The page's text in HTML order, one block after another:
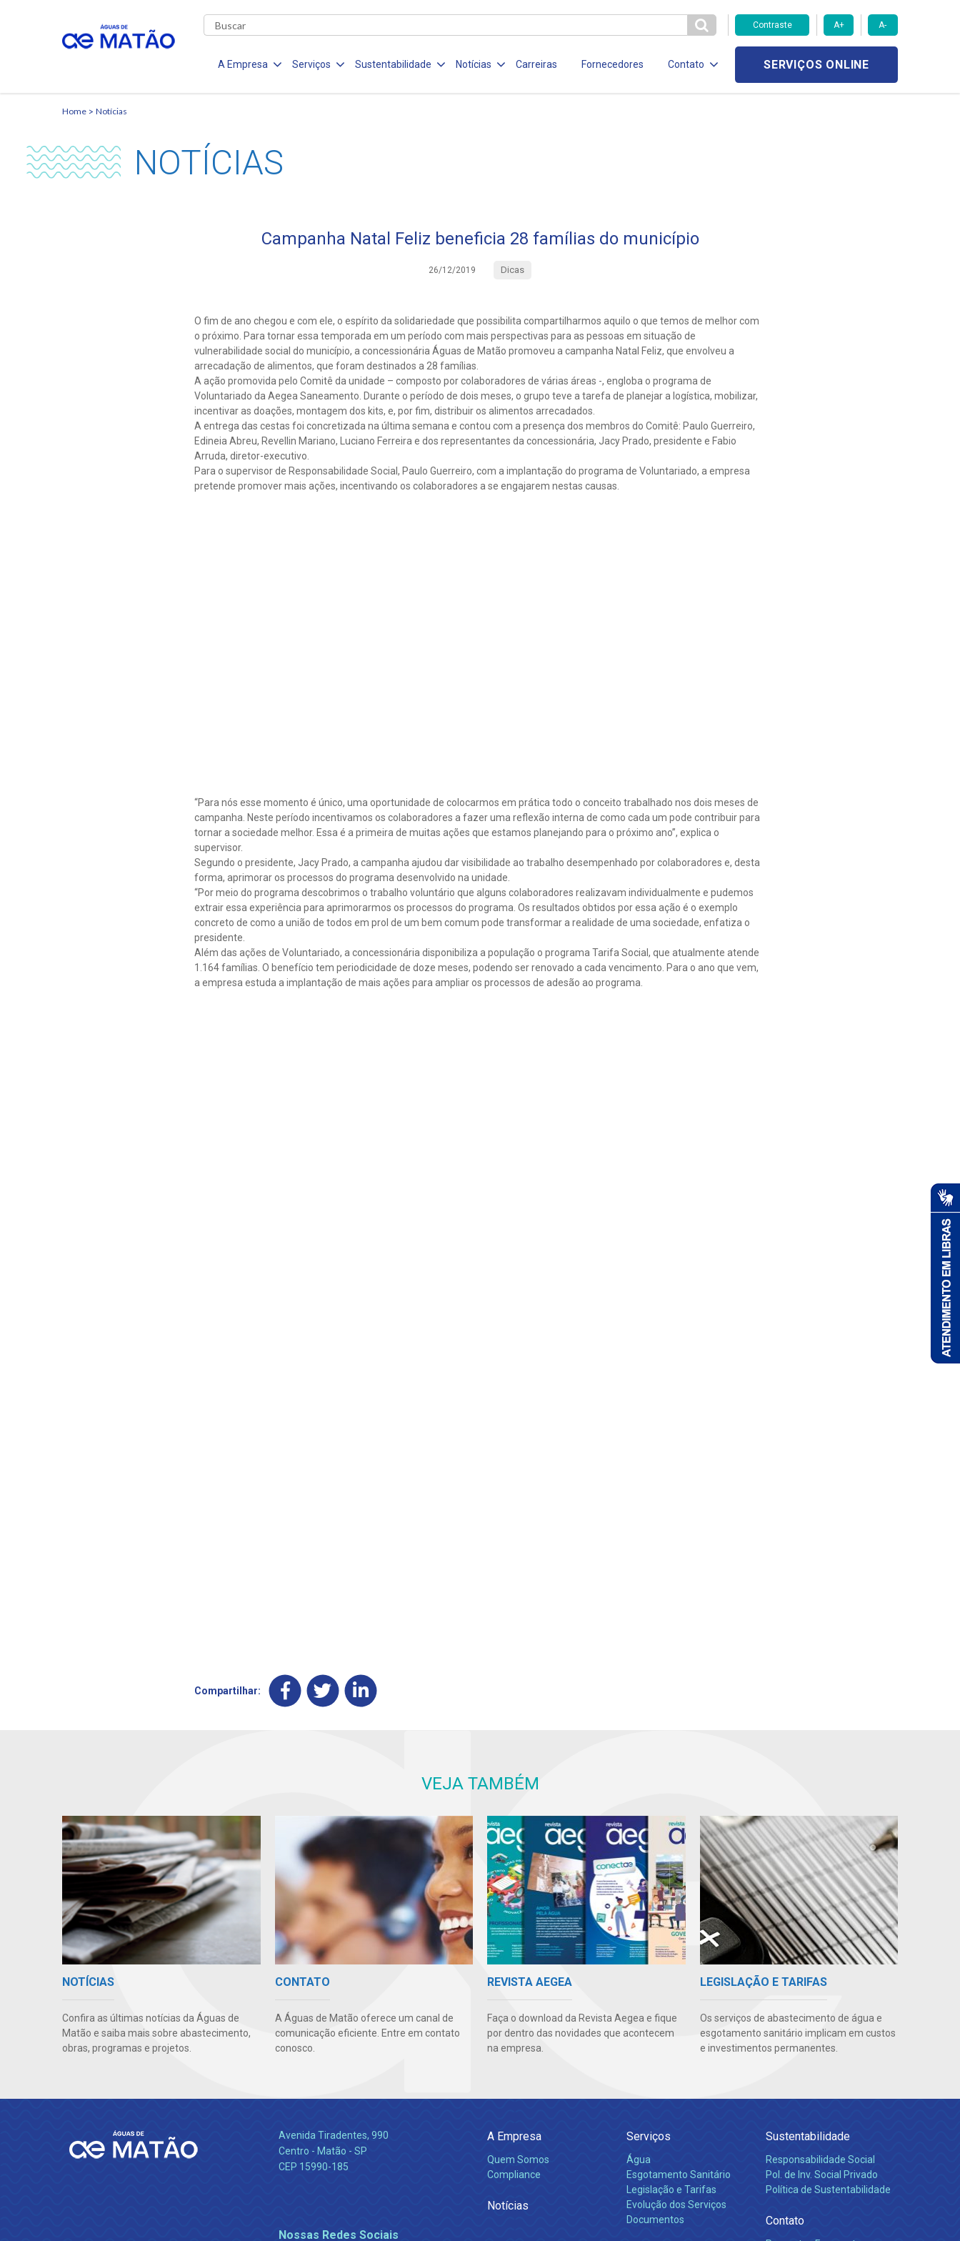
Contraste A+ A-
A Empresa Serviços Sustentabilidade Notícias Carreiras Fornecedores Contato SERVIÇOS ONLINE
Home Notícias
NOTÍCIAS
Campanha Natal Feliz beneficia 28 famílias do município
26/12/2019 Dicas
O fim de ano chegou e com ele, o espírito da solidariedade que possibilita compartilharmos aquilo o que temos de melhor com
o próximo. Para tornar essa temporada em um período com mais perspectivas para as pessoas em situação de
vulnerabilidade social do município, a concessionária Águas de Matão promoveu a campanha Natal Feliz, que envolveu a
arrecadação de alimentos, que foram destinados a 28 famílias.
A ação promovida pelo Comitê da unidade – composto por colaboradores de várias áreas -, engloba o programa de
Voluntariado da Aegea Saneamento. Durante o período de dois meses, o grupo teve a tarefa de planejar a logística, mobilizar,
incentivar as doações, montagem dos kits, e, por fim, distribuir os alimentos arrecadados.
A entrega das cestas foi concretizada na última semana e contou com a presença dos membros do Comitê: Paulo Guerreiro,
Edineia Abreu, Revellin Mariano, Luciano Ferreira e dos representantes da concessionária, Jacy Prado, presidente e Fabio
Arruda, diretor-executivo.
Para o supervisor de Responsabilidade Social, Paulo Guerreiro, com a implantação do programa de Voluntariado, a empresa
pretende promover mais ações, incentivando os colaboradores a se engajarem nestas causas.
“Para nós esse momento é único, uma oportunidade de colocarmos em prática todo o conceito trabalhado nos dois meses de
campanha. Neste período incentivamos os colaboradores a fazer uma reflexão interna de como cada um pode contribuir para
tornar a sociedade melhor. Essa é a primeira de muitas ações que estamos planejando para o próximo ano”, explica o
supervisor.
Segundo o presidente, Jacy Prado, a campanha ajudou dar visibilidade ao trabalho desempenhado por colaboradores e, desta
forma, aprimorar os processos do programa desenvolvido na unidade.
“Por meio do programa descobrimos o trabalho voluntário que alguns colaboradores realizavam individualmente e pudemos
extrair essa experiência para aprimorarmos os processos do programa. Os resultados obtidos por essa ação é o exemplo
concreto de como a união de todos em prol de um bem comum pode transformar a realidade de uma sociedade, enfatiza o
presidente.
Além das ações de Voluntariado, a concessionária disponibiliza a população o programa Tarifa Social, que atualmente atende
1.164 famílias. O benefício tem periodicidade de doze meses, podendo ser renovado a cada vencimento. Para o ano que vem,
a empresa estuda a implantação de mais ações para ampliar os processos de adesão ao programa.
Compartilhar:
VEJA TAMBÉM
NOTÍCIAS
Confira as últimas notícias da Águas de
Matão e saiba mais sobre abastecimento,
obras, programas e projetos.
CONTATO
A Águas de Matão oferece um canal de
comunicação eficiente. Entre em contato
conosco.
REVISTA AEGEA
Faça o download da Revista Aegea e fique
por dentro das novidades que acontecem
na empresa.
LEGISLAÇÃO E TARIFAS
Os serviços de abastecimento de água e
esgotamento sanitário implicam em custos
e investimentos permanentes.
Avenida Tiradentes, 990
Centro - Matão - SP
CEP 15990-185
Nossas Redes Sociais
A Empresa
Quem Somos
Compliance
Notícias
Serviços
Água
Esgotamento Sanitário
Legislação e Tarifas
Evolução dos Serviços
Documentos
Sustentabilidade
Responsabilidade Social
Pol. de Inv. Social Privado
Política de Sustentabilidade
Contato